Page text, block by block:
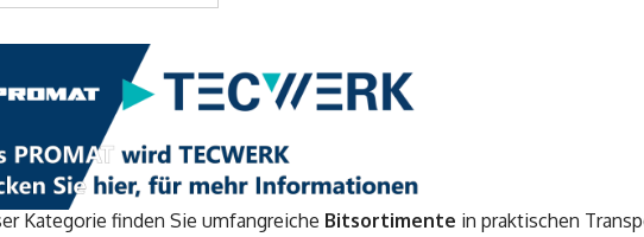
Kategorie finden Sie umfangreiche Bitsortimente in praktischen